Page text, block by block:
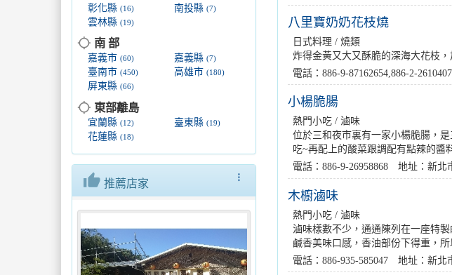
彰化縣 (16) 南投縣(7)
雲林縣 (19)
location_searching 南 部
嘉義市 (60) 嘉義縣(7)
臺南市 (450) 高雄市(180)
屏東縣 (66)
location_searching 東部離島
宜蘭縣 (12) 臺東縣(19)
花蓮縣 (18)
more_vert
thumb_up 推薦店家
八里寶奶奶花枝燒
日式料理 / 燒類
炸得金黃又大又酥脆的深海大花枝
電話：886-9-87162654,886-2-
小楊脆腸
熱門小吃 / 滷味
位於三和夜市裏有一家小楊脆腸，
吃~再配上的酸菜跟調配有點辣的醬
電話：886-9-26958868 地址：新北
木櫥滷味
熱門小吃 / 滷味
滷味樣數不少，通通陳列在一座特
鹹香美味口感，香油部份下得重，
電話：886-935-585047 地址：新北